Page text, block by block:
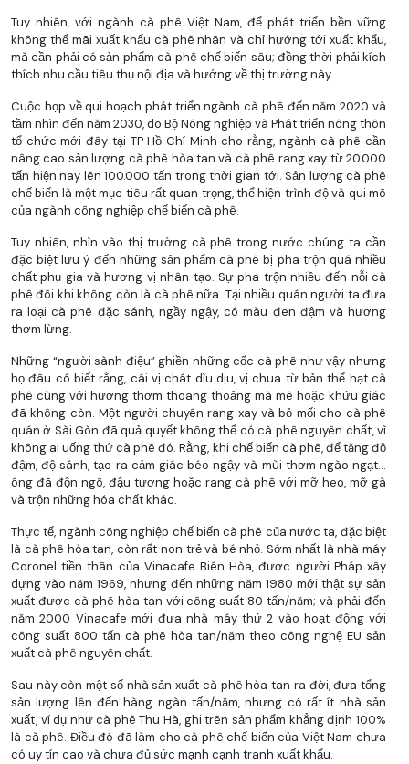
Tuy nhiên, với ngành cà phê Việt Nam, để phát triển bền vững
không thể mãi xuất khẩu cà phê nhân và chỉ hướng tới xuất khẩu,
mà cần phải có sản phẩm cà phê chế biến sâu; đồng thời phải kích
thích nhu cầu tiêu thụ nội địa và hướng về thị trường này.
Cuộc họp về qui hoạch phát triển ngành cà phê đến năm 2020 và
tầm nhìn đến năm 2030, do Bộ Nông nghiệp và Phát triển nông thôn
tổ chức mới đây tại TP Hồ Chí Minh cho rằng, ngành cà phê cần
nâng cao sản lượng cà phê hòa tan và cà phê rang xay từ 20.000
tấn hiện nay lên 100.000 tấn trong thời gian tới. Sản lượng cà phê
chế biến là một mục tiêu rất quan trọng, thể hiện trình độ và qui mô
của ngành công nghiệp chế biến cà phê.
Tuy nhiên, nhìn vào thị trường cà phê trong nước chúng ta cần
đặc biệt lưu ý đến những sản phẩm cà phê bị pha trộn quá nhiều
chất phụ gia và hương vị nhân tạo. Sự pha trộn nhiều đến nỗi cà
phê đôi khi không còn là cà phê nữa. Tại nhiều quán người ta đưa
ra loại cà phê đặc sánh, ngầy ngậy, có màu đen đậm và hương
thơm lừng.
Những “người sành điệu” ghiền những cốc cà phê như vậy nhưng
họ đâu có biết rằng, cái vị chát dìu dịu, vị chua từ bản thể hạt cà
phê cùng với hương thơm thoang thoảng mà mê hoặc khứu giác
đã không còn. Một người chuyên rang xay và bỏ mối cho cà phê
quán ở Sài Gòn đã quả quyết không thể có cà phê nguyên chất, vì
không ai uống thứ cà phê đó. Rằng, khi chế biến cà phê, để tăng độ
đậm, độ sánh, tạo ra cảm giác béo ngậy và mùi thơm ngào ngạt...
ông đã độn ngô, đậu tương hoặc rang cà phê với mỡ heo, mỡ gà
và trộn những hóa chất khác.
Thực tế, ngành công nghiệp chế biến cà phê của nước ta, đặc biệt
là cà phê hòa tan, còn rất non trẻ và bé nhỏ. Sớm nhất là nhà máy
Coronel tiền thân của Vinacafe Biên Hòa, được người Pháp xây
dựng vào năm 1969, nhưng đến những năm 1980 mới thật sự sản
xuất được cà phê hòa tan với công suất 80 tấn/năm; và phải đến
năm 2000 Vinacafe mới đưa nhà máy thứ 2 vào hoạt động với
công suất 800 tấn cà phê hòa tan/năm theo công nghệ EU sản
xuất cà phê nguyên chất.
Sau này còn một số nhà sản xuất cà phê hòa tan ra đời, đưa tổng
sản lượng lên đến hàng ngàn tấn/năm, nhưng có rất ít nhà sản
xuất, ví dụ như cà phê Thu Hà, ghi trên sản phẩm khẳng định 100%
là cà phê. Điều đó đã làm cho cà phê chế biến của Việt Nam chưa
có uy tín cao và chưa đủ sức mạnh cạnh tranh xuất khẩu.